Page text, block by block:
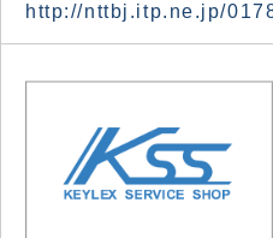
http://nttbj.itp.ne.jp/